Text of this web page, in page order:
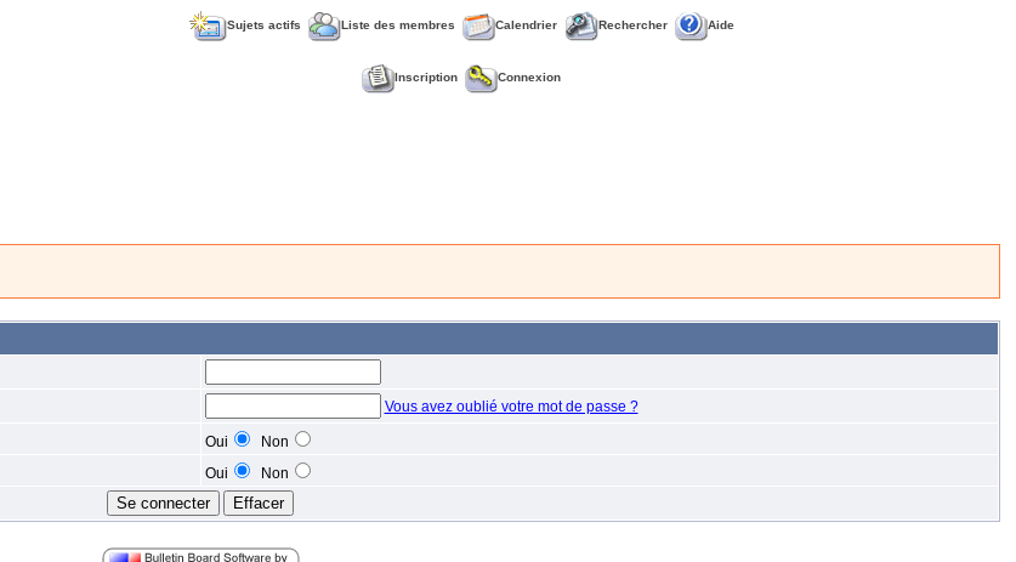
Sujets actifs Liste des membres Calendrier Rechercher Aide
Inscription Connexion
Vous avez oublié votre mot de passe ?
Oui
Non
Oui Non